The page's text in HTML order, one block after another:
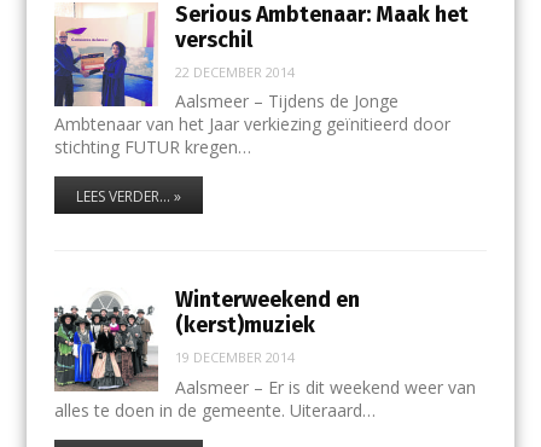
Serious Ambtenaar: Maak het
verschil
22 DECEMBER 2014
Aalsmeer – Tijdens de Jonge
Ambtenaar van het Jaar verkiezing geïnitieerd door
stichting FUTUR kregen…
LEES VERDER... »
Winterweekend en
(kerst)muziek
19 DECEMBER 2014
Aalsmeer – Er is dit weekend weer van
alles te doen in de gemeente. Uiteraard…